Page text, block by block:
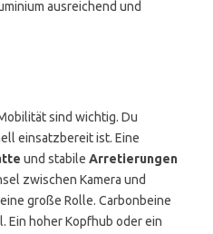
ausreichend und
sind wichtig. Du
einsatzbereit ist. Eine
und stabile Arretierungen
zwischen Kamera und
große Rolle. Carbonbeine
Ein hoher Kopfhub oder ein